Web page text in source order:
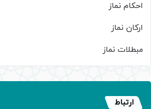
احکام نماز
ارکان نماز
مبطلات نماز
ارتباط